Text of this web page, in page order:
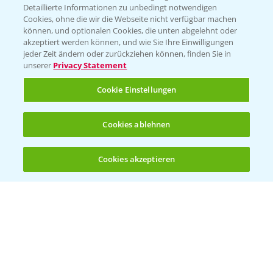
Folgen Sie uns
Allgemeine Nutzungsbedingungen
Datenschutzerklärung
Detaillierte Informationen zu unbedingt notwendigen
Cookies, ohne die wir die Webseite nicht verfügbar machen
können, und optionalen Cookies, die unten abgelehnt oder
akzeptiert werden können, und wie Sie Ihre Einwilligungen
jeder Zeit ändern oder zurückziehen können, finden Sie in
unserer Privacy Statement
Cookie Einstellungen
Cookies ablehnen
Cookies akzeptieren